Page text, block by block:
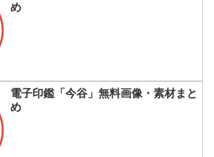
め
電子印鑑「今谷」無料画像・素材まと
め